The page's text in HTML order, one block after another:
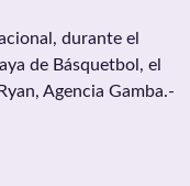
durante el
de Básquetbol, el
Agencia Gamba.-